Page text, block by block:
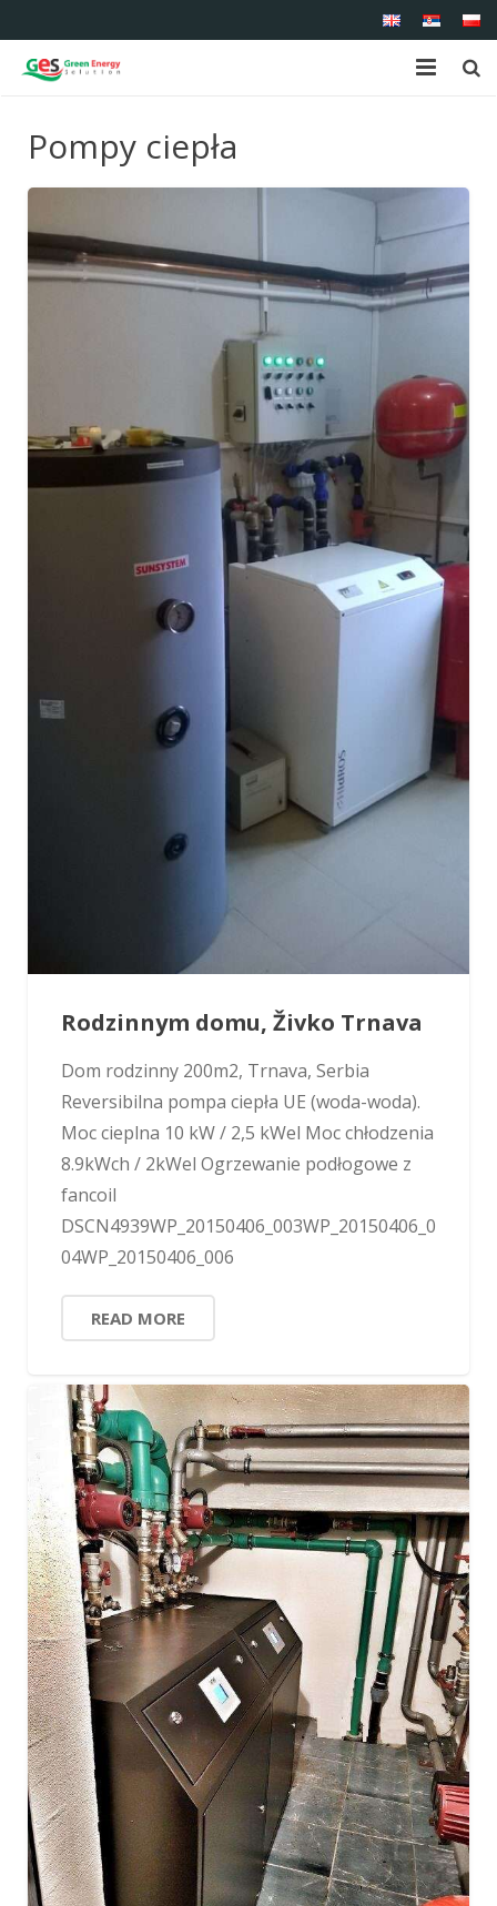
Serwis
Pompy ciepła
Rodzinnym domu, Živko Trnava
Dom rodzinny 200m2, Trnava, Serbia
Reversibilna pompa ciepła UE (woda-woda).
Moc cieplna 10 kW / 2,5 kWel Moc chłodzenia
8.9kWch / 2kWel Ogrzewanie podłogowe z
fancoil
DSCN4939WP_20150406_003WP_20150406_0
04WP_20150406_006
READ MORE